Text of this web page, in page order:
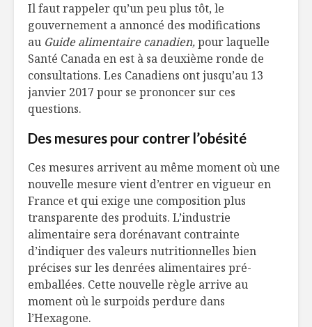
Il faut rappeler qu’un peu plus tôt, le
gouvernement a annoncé des modifications
au Guide alimentaire canadien,pour laquelle
Santé Canada en est à sa deuxième ronde de
consultations. Les Canadiens ont jusqu’au 13
janvier 2017 pour se prononcer sur ces
questions.
Des mesures pour contrer l’obésité
Ces mesures arrivent au même moment où une
nouvelle mesure vient d’entrer en vigueur en
France et qui exige une composition plus
transparente des produits. L’industrie
alimentaire sera dorénavant contrainte
d’indiquer des valeurs nutritionnelles bien
précises sur les denrées alimentaires pré-
emballées. Cette nouvelle règle arrive au
moment où le surpoids perdure dans
l’Hexagone.